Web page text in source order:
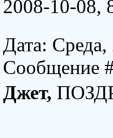
2008-10-08,
Дата:
Сообщение
Джет,